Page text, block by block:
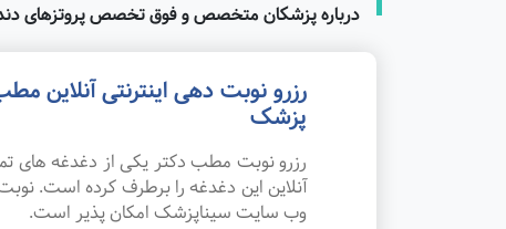
درباره پزشکان متخصص و فوق تخصص پروتزهای
رزرو نوبت دهی اینترنتی
پزشک
رزرو نوبت مطب دکتر یکی از دغدغه های
آنلاین این دغدغه را برطرف کرده است.
وب سایت سیناپزشک امکان پذیر است.